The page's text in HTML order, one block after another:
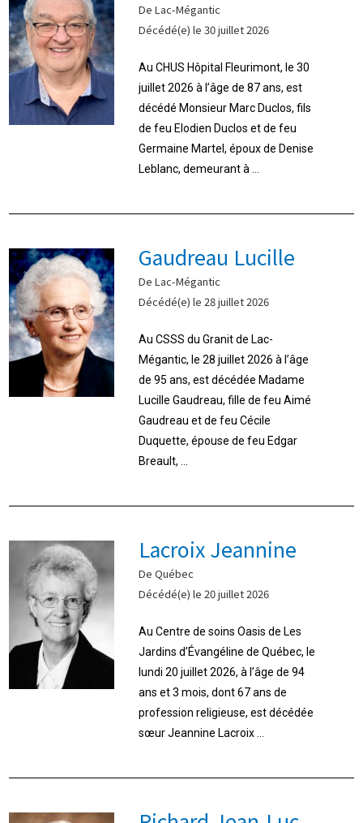
De Lac-Mégantic
Décédé(e) le 30 juillet 2026
Au CHUS Hôpital Fleurimont, le 30
juillet 2026 à l’âge de 87 ans, est
décédé Monsieur Marc Duclos, fils
de feu Elodien Duclos et de feu
Germaine Martel, époux de Denise
Leblanc, demeurant à ...
Gaudreau Lucille
De Lac-Mégantic
Décédé(e) le 28 juillet 2026
Au CSSS du Granit de Lac-
Mégantic, le 28 juillet 2026 à l’âge
de 95 ans, est décédée Madame
Lucille Gaudreau, fille de feu Aimé
Gaudreau et de feu Cécile
Duquette, épouse de feu Edgar
Breault, ...
Lacroix Jeannine
De Québec
Décédé(e) le 20 juillet 2026
Au Centre de soins Oasis de Les
Jardins d’Évangéline de Québec, le
lundi 20 juillet 2026, à l’âge de 94
ans et 3 mois, dont 67 ans de
profession religieuse, est décédée
sœur Jeannine Lacroix ...